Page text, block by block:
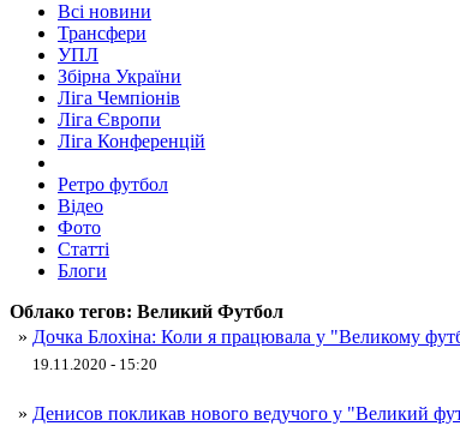
Всі новини
Трансфери
УПЛ
Збірна України
Ліга Чемпіонів
Ліга Європи
Ліга Конференцій
Ретро футбол
Відео
Фото
Статті
Блоги
Облако тегов: Великий Футбол
» Дочка Блохіна: Коли я працювала у "Великому
19.11.2020 - 15:20
» Денисов покликав нового ведучого у "Великий